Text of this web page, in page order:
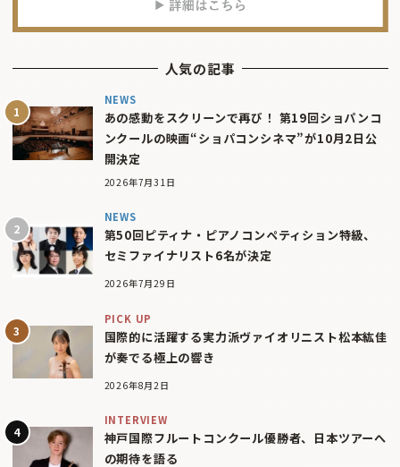
人気の記事
NEWS
あの感動をスクリーンで再び！ 第19回ショパンコ
ンクールの映画“ショパコンシネマ”が10月2日公
開決定
2026年7月31日
NEWS
第50回ピティナ・ピアノコンペティション特級、
セミファイナリスト6名が決定
2026年7月29日
PICK UP
国際的に活躍する実力派ヴァイオリニスト松本紘佳
が奏でる極上の響き
2026年8月2日
INTERVIEW
神戸国際フルートコンクール優勝者、日本ツアーへ
の期待を語る